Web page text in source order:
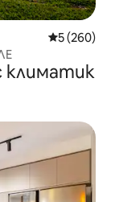
Средна
5 (260)
климатик